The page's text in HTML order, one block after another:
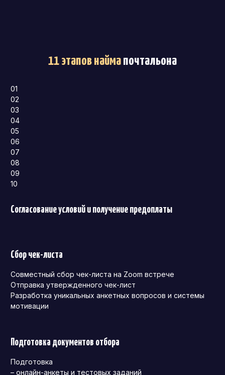
11 этапов наймапочтальона
01
02
03
04
05
06
07
08
09
10
Согласование условий и получение предоплаты
Сбор чек-листа
Совместный сбор чек-листа на Zoom встрече
Отправка утвержденного чек-лист
Разработка уникальных анкетных вопросов и системы
мотивации
Подготовка документов отбора
Подготовка
– онлайн-анкеты и тестовых заданий